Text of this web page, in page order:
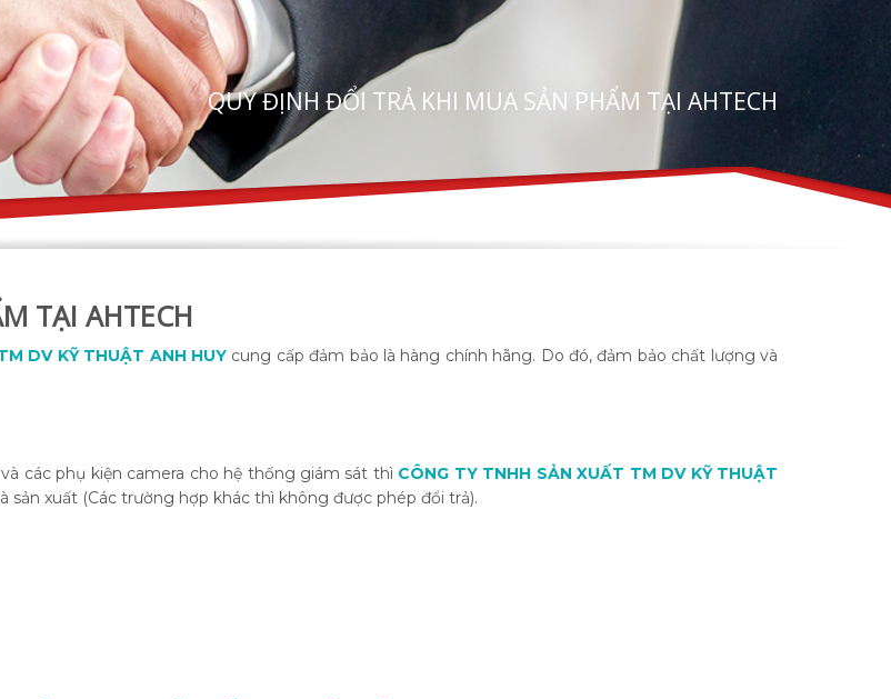
QUY ĐỊNH ĐỔI TRẢ KHI MUA SẢN PHẨM TẠI AHTECH
TẠI AHTECH
DV KỸ THUẬT ANH HUYcung cấp đảm bảo là hàng chính hãng. Do đó, đảm bảo chất lượng và
các phụ kiện camera cho hệ thống giám sát thì CÔNG TY TNHH SẢN XUẤT TM DV KỸ THUẬT
sản xuất (Các trường hợp khác thì không được phép đổi trả).